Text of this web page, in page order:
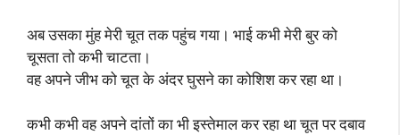
अब उसका मुंह मेरी चूत तक पहुंच गया। भाई कभी मेरी बुर को
चूसता तो कभी चाटता।
वह अपने जीभ को चूत के अंदर घुसने का कोशिश कर रहा था।
कभी कभी वह अपने दांतों का भी इस्तेमाल कर रहा था चूत पर दबाव